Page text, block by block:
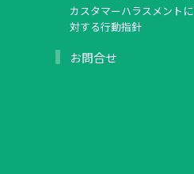
カスタマーハラスメントに
対する行動指針
お問合せ